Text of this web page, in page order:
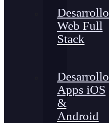
Desarrollo
Web Full
Stack
Desarrollo
Apps iOS
&
Android